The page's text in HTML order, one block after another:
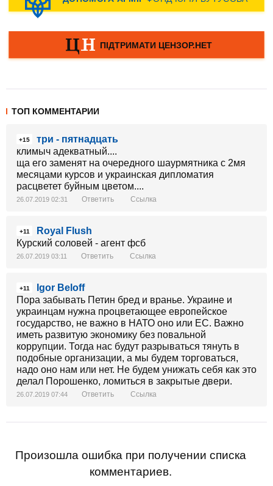
ТОП КОММЕНТАРИИ
+15
три - пятнадцать
климыч адекватный....
ща его заменят на очередного шаурмятника с 2мя
месяцами курсов и украинская дипломатия
расцветет буйным цветом....
26.07.2019 02:31 Ответить Ссылка
+11
Royal Flush
Курский соловей - агент фсб
26.07.2019 03:11 Ответить Ссылка
+11
Igor Beloff
Пора забывать Петин бред и вранье. Украине и
украинцам нужна процветающее европейское
государство, не важно в НАТО оно или ЕС. Важно
иметь развитую экономику без повальной
коррупции. Тогда нас будут разрываться тянуть в
подобные организации, а мы будем торговаться,
надо оно нам или нет. Не будем унижать себя как это
делал Порошенко, ломиться в закрытые двери.
26.07.2019 07:44 Ответить Ссылка
Произошла ошибка при получении списка
комментариев.